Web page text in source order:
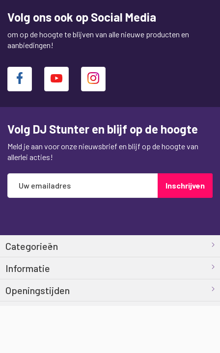
Volg ons ook op Social Media
om op de hoogte te blijven van alle nieuwe producten en
aanbiedingen!
Volg DJ Stunter en blijf op de hoogte
Meld je aan voor onze nieuwsbrief en blijf op de hoogte van
allerlei acties!
Abonneer
op
Inschrijven
Categorieën
Informatie
Openingstijden